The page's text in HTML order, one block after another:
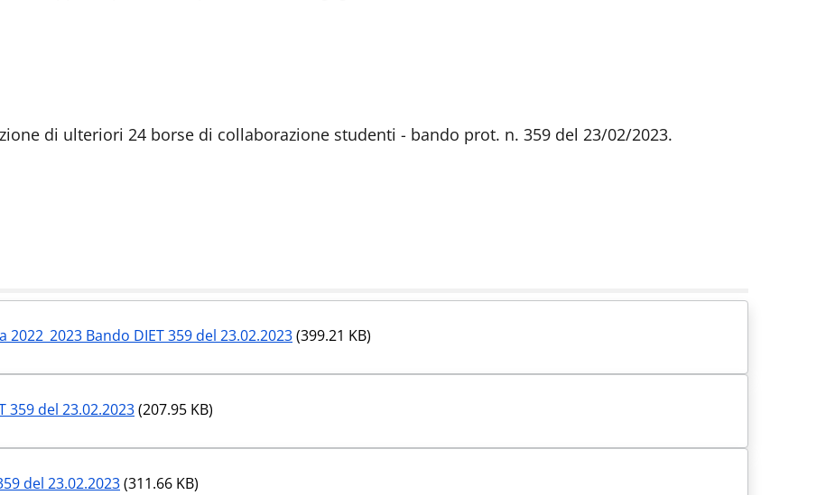
di ulteriori 24 borse di collaborazione studenti - bando prot. n. 359 del 23/02/2023.
Bando DIET 359 del 23.02.2023(399.21 KB)
359 del 23.02.2023(207.95 KB)
del 23.02.2023(311.66 KB)